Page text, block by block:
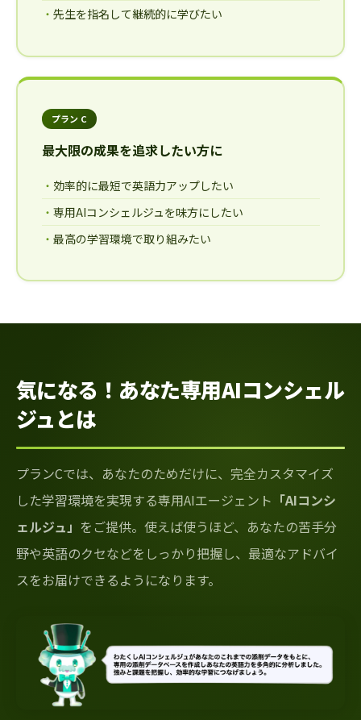
先生を指名して継続的に学びたい
プラン C
最大限の成果を追求したい方に
効率的に最短で英語力アップしたい
専用AIコンシェルジュを味方にしたい
最高の学習環境で取り組みたい
気になる！あなた専用AIコンシェル
ジュとは
プランCでは、あなたのためだけに、完全カスタマイズ
した学習環境を実現する専用AIエージェント 「AIコンシ
ェルジュ」 をご提供。使えば使うほど、あなたの苦手分
野や英語のクセなどをしっかり把握し、最適なアドバイ
スをお届けできるようになります。